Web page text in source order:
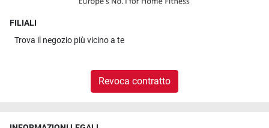
FILIALI
Trova il negozio più vicino a te
Revoca contratto